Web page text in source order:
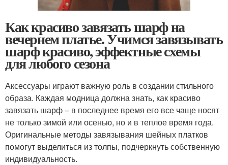
Как красиво завязать шарф на
вечернем платье. Учимся завязывать
шарф красиво, эффектные схемы
для любого сезона
Аксессуары играют важную роль в создании стильного
образа. Каждая модница должна знать, как красиво
завязать шарф – в последнее время его все чаще носят
не только зимой или осенью, но и в теплое время года.
Оригинальные методы завязывания шейных платков
помогут выделиться из толпы, подчеркнуть собственную
индивидуальность.